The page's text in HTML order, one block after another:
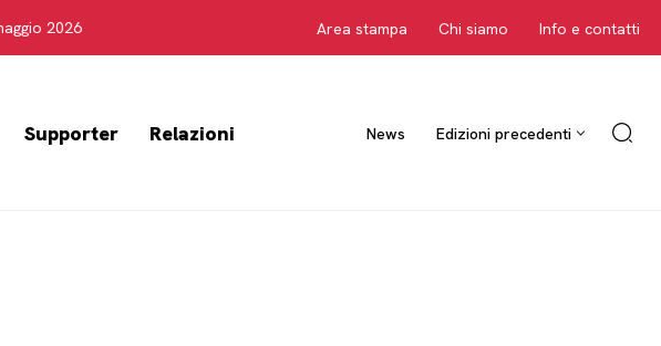
2026 Area stampa Chi siamo Info e contatti
Supporter Relazioni News Edizioni precedenti